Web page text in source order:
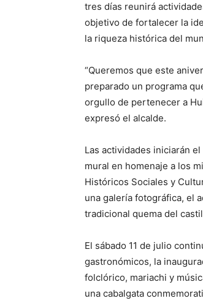
tres días reunirá
objetivo de fortalecer la
la riqueza histórica del
“Queremos que este
preparado un programa
orgullo de pertenecer a
expresó el alcalde.
Las actividades iniciarán
mural en homenaje a los
Históricos Sociales y
una galería fotográfica, el
tradicional quema del
El sábado 11 de julio
gastronómicos, la
folclórico, mariachi y
una cabalgata